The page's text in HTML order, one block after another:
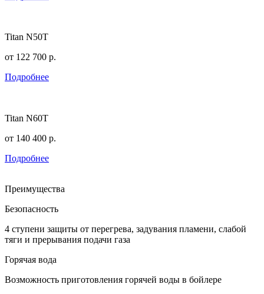
Titan N50T
от 122 700 р.
Подробнее
Titan N60T
от 140 400 р.
Подробнее
Преимущества
Безопасность
4 ступени защиты от перегрева, задувания пламени, слабой
тяги и прерывания подачи газа
Горячая вода
Возможность приготовления горячей воды в бойлере